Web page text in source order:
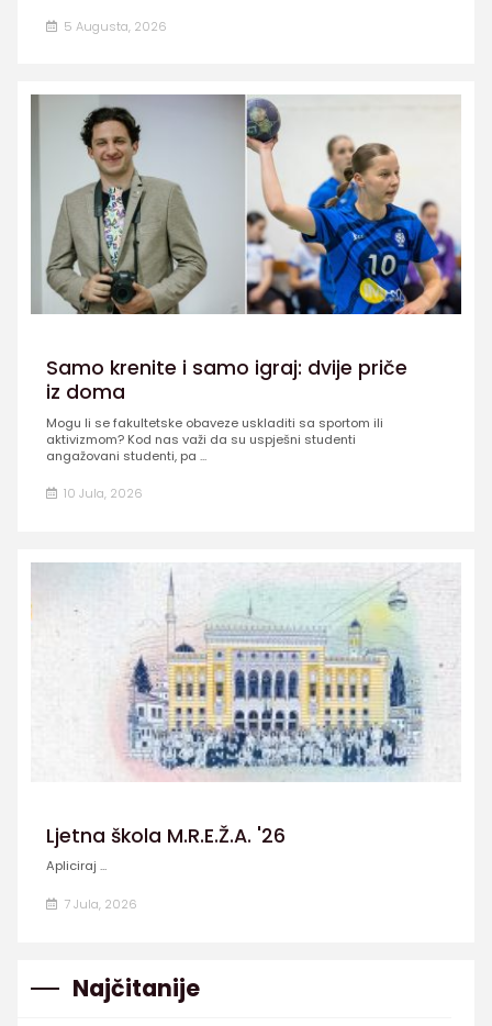
5 Augusta, 2026
Samo krenite i samo igraj: dvije priče
iz doma
Mogu li se fakultetske obaveze uskladiti sa sportom ili
aktivizmom? Kod nas važi da su uspješni studenti
angažovani studenti, pa ...
10 Jula, 2026
Ljetna škola M.R.E.Ž.A. '26
Apliciraj ...
7 Jula, 2026
Najčitanije